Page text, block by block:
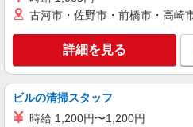
業務委託
SOMPOヘルスサポート株式会社 全
特定保健指導（
報酬：完全出来高制 報酬額（消
・事業所一括面談
円 ・個別訪問(対
遠隔面談 1件：
【活動エリア
古河市・佐野市・前橋市・高崎
詳細を見る
ビルの清掃スタッフ
時給 1,200円〜1,200円